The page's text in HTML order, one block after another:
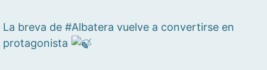
La breva de #Albatera vuelve a convertirse en
protagonista